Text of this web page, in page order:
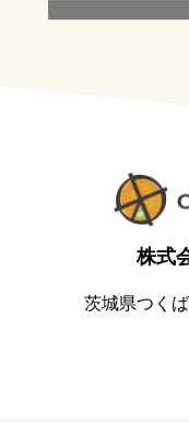
株式
茨城県つく